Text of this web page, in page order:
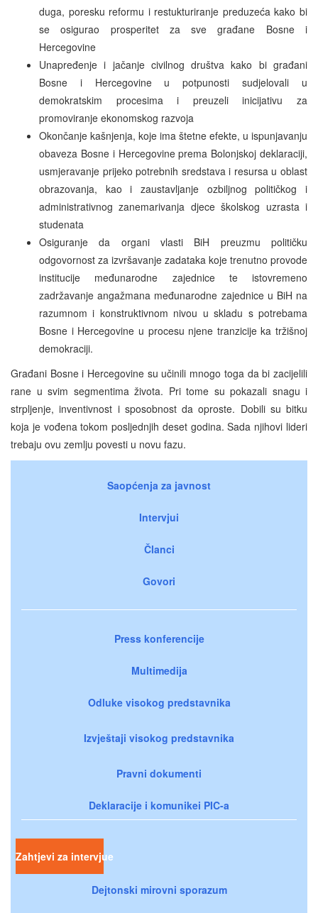
duga, poresku reformu i restukturiranje preduzeća kako bi
se osigurao prosperitet za sve građane Bosne i
Hercegovine
Unapređenje i jačanje civilnog društva kako bi građani
Bosne i Hercegovine u potpunosti sudjelovali u
demokratskim procesima i preuzeli inicijativu za
promoviranje ekonomskog razvoja
Okončanje kašnjenja, koje ima štetne efekte, u ispunjavanju
obaveza Bosne i Hercegovine prema Bolonjskoj deklaraciji,
usmjeravanje prijeko potrebnih sredstava i resursa u oblast
obrazovanja, kao i zaustavljanje ozbiljnog političkog i
administrativnog zanemarivanja djece školskog uzrasta i
studenata
Osiguranje da organi vlasti BiH preuzmu političku
odgovornost za izvršavanje zadataka koje trenutno provode
institucije međunarodne zajednice te istovremeno
zadržavanje angažmana međunarodne zajednice u BiH na
razumnom i konstruktivnom nivou u skladu s potrebama
Bosne i Hercegovine u procesu njene tranzicije ka tržišnoj
demokraciji.
Građani Bosne i Hercegovine su učinili mnogo toga da bi zacijelili
rane u svim segmentima života. Pri tome su pokazali snagu i
strpljenje, inventivnost i sposobnost da oproste. Dobili su bitku
koja je vođena tokom posljednjih deset godina. Sada njihovi lideri
trebaju ovu zemlju povesti u novu fazu.
Saopćenja za javnost
Intervjui
Članci
Govori
Press konferencije
Multimedija
Odluke visokog predstavnika
Izvještaji visokog predstavnika
Pravni dokumenti
Deklaracije i komunikei PIC-a
Zahtjevi za intervjue
Dejtonski mirovni sporazum